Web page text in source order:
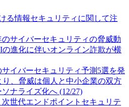
る情報セキュリティに関して注
のサイバーセキュリティの脅威動
進化に伴いオンライン詐欺が横
サイバーセキュリティ予測5選を発
、脅威は個人と中小企業の双方
ナライズ化へ (12/27)
世代エンドポイントセキュリテ